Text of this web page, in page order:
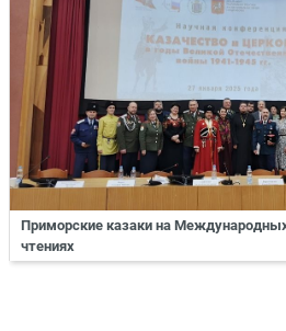
Приморские казаки на
чтениях